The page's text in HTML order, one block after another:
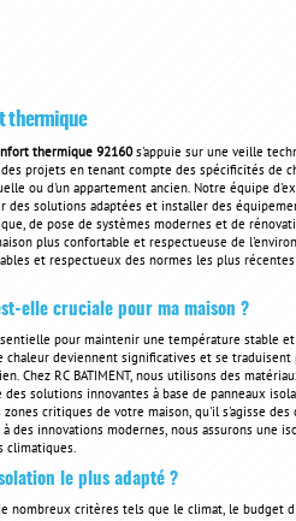
thermique
thermique 92160s'appuie sur une veille
projets en tenant compte des spécificités de
ou d'un appartement ancien. Notre équipe
des solutions adaptées et installer des
de pose de systèmes modernes et de
plus confortable et respectueuse de
et respectueux des normes les plus
elle cruciale pour ma maison ?
pour maintenir une température stable
chaleur deviennent significatives et se traduisent
Chez RC BATIMENT, nous utilisons des
solutions innovantes à base de panneaux
critiques de votre maison, qu'il s'agisse des
des innovations modernes, nous assurons une
climatiques.
le plus adapté ?
nombreux critères tels que le climat, le budget